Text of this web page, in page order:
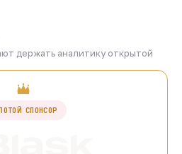
держать аналитику открытой
СПОНСОР